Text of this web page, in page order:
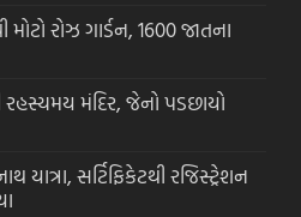
રોઝ ગાર્ડન, 1600 જાતના
રહસ્યમય મંદિર, જેનો પડછાયો
સર્ટિફિકેટથી રજિસ્ટ્રેશન